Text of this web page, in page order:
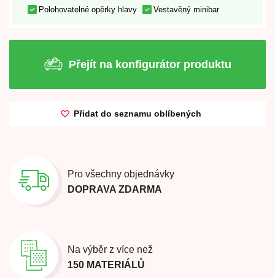
Polohovatelné opěrky hlavy
Vestavěný minibar
Přejít na konfigurátor produktu
Přidat do seznamu oblíbených
Pro všechny objednávky
DOPRAVA ZDARMA
Na výběr z více než
150 MATERIÁLŮ